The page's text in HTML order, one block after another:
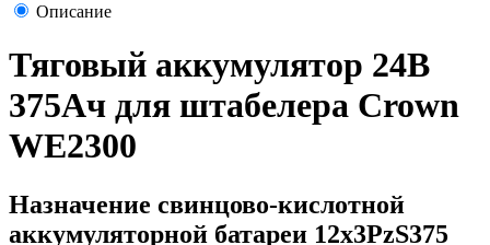
Описание
Тяговый аккумулятор 24В
375Ач для штабелера Crown
WE2300
Назначение свинцово-кислотной
аккумуляторной батареи 12х3PzS375